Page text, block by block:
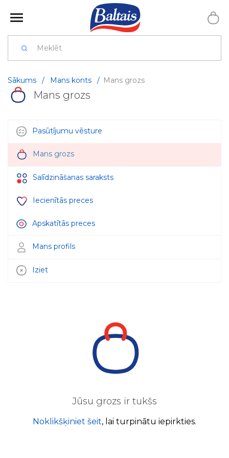
Sākums / Mans konts / Mans grozs
Mans grozs
Pasūtījumu vēsture
Mans grozs
Salīdzināšanas saraksts
Iecienītās preces
Apskatītās preces
Mans profils
Iziet
Jūsu grozs ir tukšs
Noklikšķiniet šeit, lai turpinātu iepirkties.